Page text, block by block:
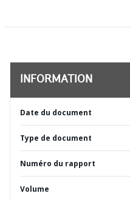
INFORMATION
Date du document
Type de document
Numéro du rapport
Volume